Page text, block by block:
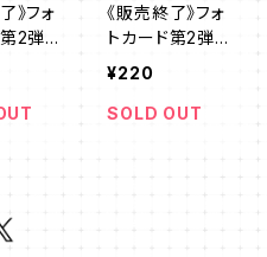
》フォ
2弾
女子3
《販売終了》フォ
トカード第2弾
【全員集合写真】
¥220
SOLD OUT